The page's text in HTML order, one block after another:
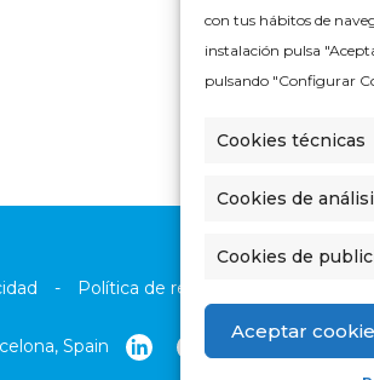
con tus hábitos de
instalación pulsa
pulsando "Configurar
Cookies técnicas
Cookies de
Cookies de
Aceptar
- Política de redes sociales
Spain